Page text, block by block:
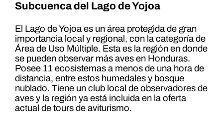
Subcuenca del Lago de Yojoa
El Lago de Yojoa es un área protegida de gran
importancia local y regional, con la categoría de
Área de Uso Múltiple. Esta es la región en donde
se pueden observar más aves en Honduras.
Posee 11 ecosistemas a menos de una hora de
distancia, entre estos humedales y bosque
nublado. Tiene un club local de observadores de
aves y la región ya está incluida en la oferta
actual de tours de aviturismo.